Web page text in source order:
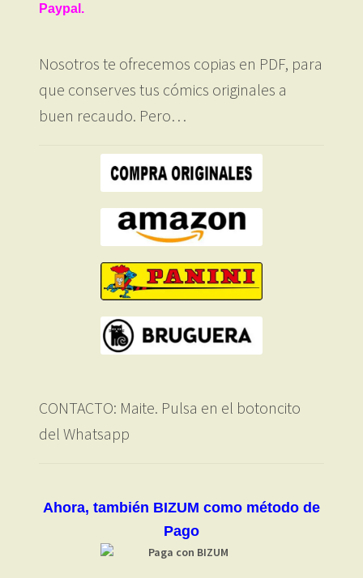
Paypal.
Nosotros te ofrecemos copias en PDF, para
que conserves tus cómics originales a
buen recaudo. Pero…
CONTACTO: Maite. Pulsa en el botoncito
del Whatsapp
Ahora, también BIZUM como método de
Pago